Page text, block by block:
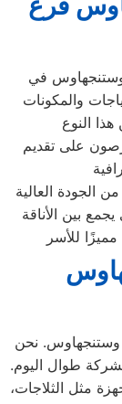
وستنجهاوس في
والمكونات
على تقديم
العالية
بين الأناقة
وستنجهاوس. نحن
طوال اليوم.
مثل الثلاجات،